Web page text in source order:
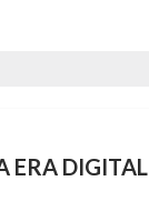
ERA DIGITAL